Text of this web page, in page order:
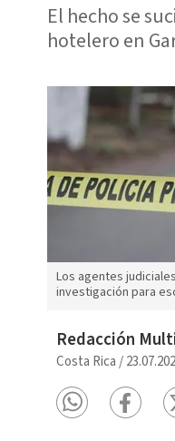
El hecho se
hotelero en
Los agentes
investigación para
Redacción
Costa Rica /